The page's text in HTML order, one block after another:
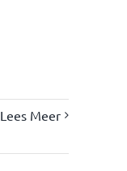
Lees Meer